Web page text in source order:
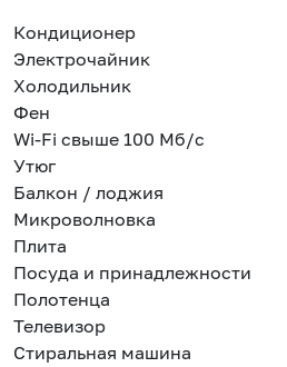
Кондиционер
Электрочайник
Холодильник
Фен
Wi-Fi свыше 100 Мб/с
Утюг
Балкон / лоджия
Микроволновка
Плита
Посуда и принадлежности
Полотенца
Телевизор
Стиральная машина